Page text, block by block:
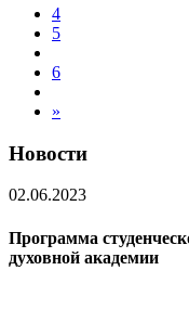
4
5
6
»
Новости
02.06.2023
Программа
духовной академии